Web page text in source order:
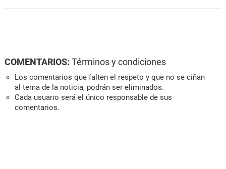
COMENTARIOS: Términos y condiciones
Los comentarios que falten el respeto y que no se ciñan
al tema de la noticia, podrán ser eliminados.
Cada usuario será el único responsable de sus
comentarios.